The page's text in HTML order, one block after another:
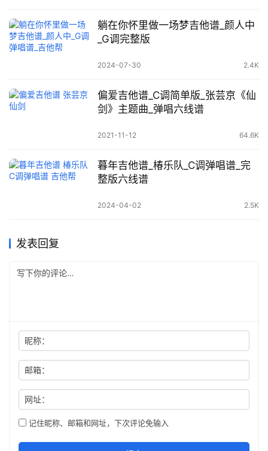
躺在你怀里做一场梦吉他谱_颜人中
_G调完整版
2024-07-30 2.4K
偏爱吉他谱_C调简单版_张芸京《仙
剑》主题曲_弹唱六线谱
2021-11-12 64.6K
暮年吉他谱_椿乐队_C调弹唱谱_完
整版六线谱
2024-04-02 2.5K
发表回复
昵称：
邮箱：
网址：
记住昵称、邮箱和网址，下次评论免输入